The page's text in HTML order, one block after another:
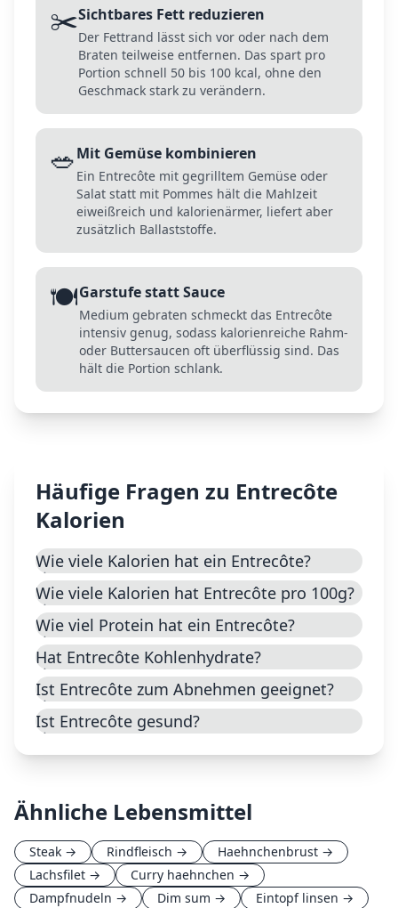
✂️Sichtbares Fett reduzieren
Der Fettrand lässt sich vor oder nach dem
Braten teilweise entfernen. Das spart pro
Portion schnell 50 bis 100 kcal, ohne den
Geschmack stark zu verändern.
🥗Mit Gemüse kombinieren
Ein Entrecôte mit gegrilltem Gemüse oder
Salat statt mit Pommes hält die Mahlzeit
eiweißreich und kalorienärmer, liefert aber
zusätzlich Ballaststoffe.
🍽️Garstufe statt Sauce
Medium gebraten schmeckt das Entrecôte
intensiv genug, sodass kalorienreiche Rahm-
oder Buttersaucen oft überflüssig sind. Das
hält die Portion schlank.
Häufige Fragen zu Entrecôte
Kalorien
Wie viele Kalorien hat ein Entrecôte?
Wie viele Kalorien hat Entrecôte pro 100g?
Wie viel Protein hat ein Entrecôte?
Hat Entrecôte Kohlenhydrate?
Ist Entrecôte zum Abnehmen geeignet?
Ist Entrecôte gesund?
Ähnliche Lebensmittel
Steak → Rindfleisch → Haehnchenbrust →
Lachsfilet → Curry haehnchen →
Dampfnudeln → Dim sum → Eintopf linsen →